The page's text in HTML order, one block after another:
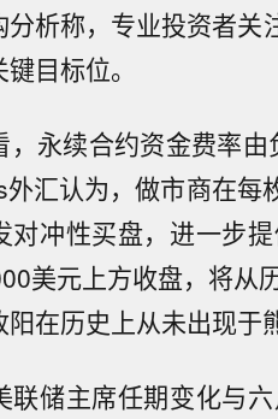
分析称，专业投资者
目标位。
，永续合约资金费率
汇认为，做市商在每
对冲性买盘，进一步
美元上方收盘，将从
在历史上从未出现于
联储主席任期变化与